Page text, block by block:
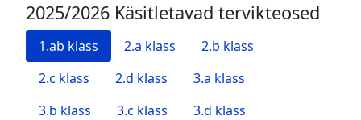
2025/2026 Käsitletavad tervikteosed
1.ab klass 2.a klass
2.b klass
2.c klass
2.d klass
3.a klass
3.b klass
3.c klass
3.d klass